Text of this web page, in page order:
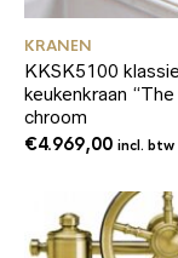
KRANEN
KKSK5100
keukenkraan
chroom
€4.969,00 incl. btw